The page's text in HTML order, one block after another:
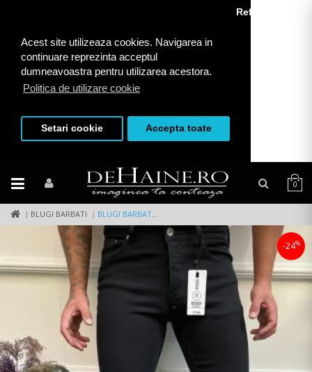
Acest site utilizeaza cookies. Navigarea in
continuare reprezinta acceptul
dumneavoastra pentru utilizarea acestora.
Politica de utilizare cookie
Refuza toate
Setari cookie Accepta toate
0
BLUGI BARBATI BLUGI BARBATI CONICI B9971 H7-3
-24%